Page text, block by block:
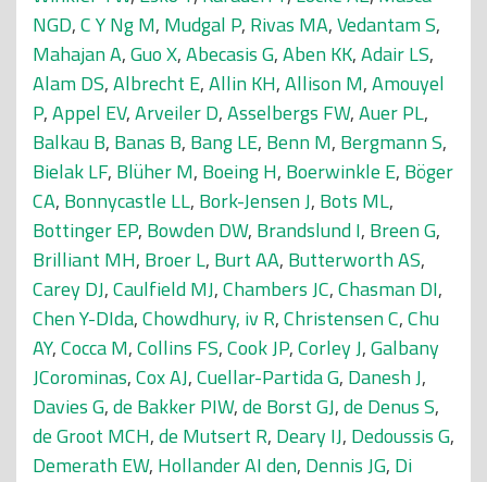
NGD,C Y Ng M, Mudgal P, Rivas MA,Vedantam S,
Mahajan A,Guo X,Abecasis G,Aben KK,Adair LS,
Alam DS,Albrecht E,Allin KH,Allison M,Amouyel
P,Appel EV,Arveiler D,Asselbergs FW,Auer PL,
Balkau B, Banas B, Bang LE, Benn M, Bergmann S,
Bielak LF, Blüher M, Boeing H, Boerwinkle E, Böger
CA, Bonnycastle LL, Bork-Jensen J, Bots ML,
Bottinger EP, Bowden DW, Brandslund I, Breen G,
Brilliant MH, Broer L, Burt AA, Butterworth AS,
Carey DJ,Caulfield MJ,Chambers JC,Chasman DI,
Chen Y-DIda,Chowdhury, iv R,Christensen C,Chu
AY,Cocca M,Collins FS,Cook JP,Corley J,Galbany
JCorominas,Cox AJ,Cuellar-Partida G, Danesh J,
Davies G,de Bakker PIW,de Borst GJ,de Denus S,
de Groot MCH,de Mutsert R, Deary IJ, Dedoussis G,
Demerath EW, Hollander AI den, Dennis JG, Di